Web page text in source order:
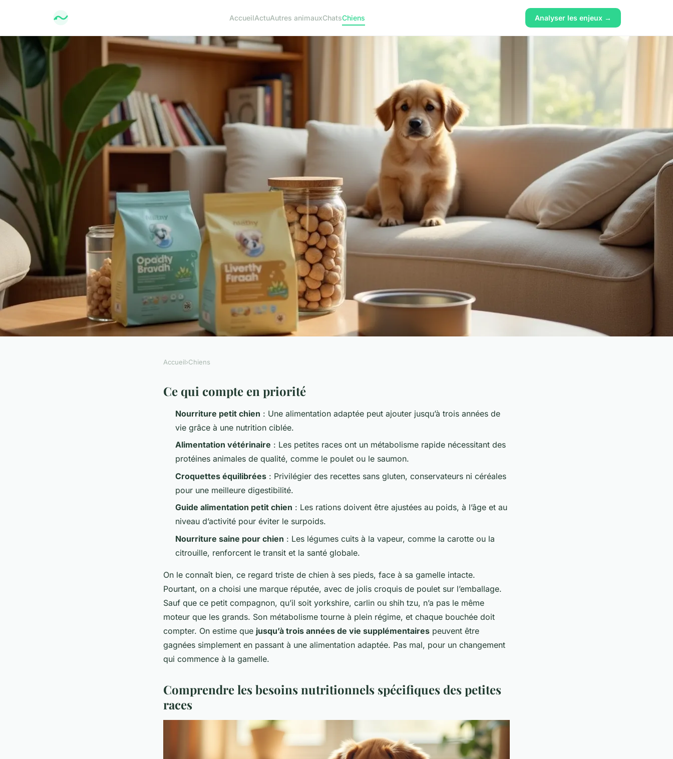
AccueilActuAutres animauxChatsChiens Analyser les enjeux →
Comment choisir la nourriture idéale
pour votre petit chien ?
Accueil›Chiens
Ce qui compte en priorité
Nourriture petit chien : Une alimentation adaptée peut ajouter jusqu’à trois années de
vie grâce à une nutrition ciblée.
Alimentation vétérinaire : Les petites races ont un métabolisme rapide nécessitant des
protéines animales de qualité, comme le poulet ou le saumon.
Croquettes équilibrées : Privilégier des recettes sans gluten, conservateurs ni céréales
pour une meilleure digestibilité.
Guide alimentation petit chien : Les rations doivent être ajustées au poids, à l’âge et au
niveau d’activité pour éviter le surpoids.
Nourriture saine pour chien : Les légumes cuits à la vapeur, comme la carotte ou la
citrouille, renforcent le transit et la santé globale.
On le connaît bien, ce regard triste de chien à ses pieds, face à sa gamelle intacte.
Pourtant, on a choisi une marque réputée, avec de jolis croquis de poulet sur l’emballage.
Sauf que ce petit compagnon, qu’il soit yorkshire, carlin ou shih tzu, n’a pas le même
moteur que les grands. Son métabolisme tourne à plein régime, et chaque bouchée doit
compter. On estime que jusqu’à trois années de vie supplémentaires peuvent être
gagnées simplement en passant à une alimentation adaptée. Pas mal, pour un changement
qui commence à la gamelle.
Comprendre les besoins nutritionnels spécifiques des petites
races